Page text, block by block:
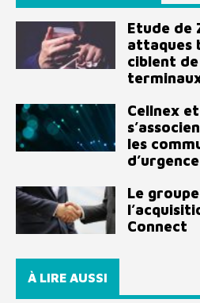
Etude de
attaques
ciblent de
Cellnex
les
d’urgence
Le
Connect
À LIRE AUSSI